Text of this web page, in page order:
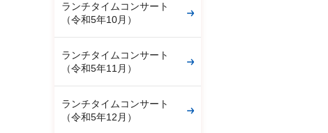
ランチタイムコンサート
（令和5年10月）
ランチタイムコンサート
（令和5年11月）
ランチタイムコンサート
（令和5年12月）